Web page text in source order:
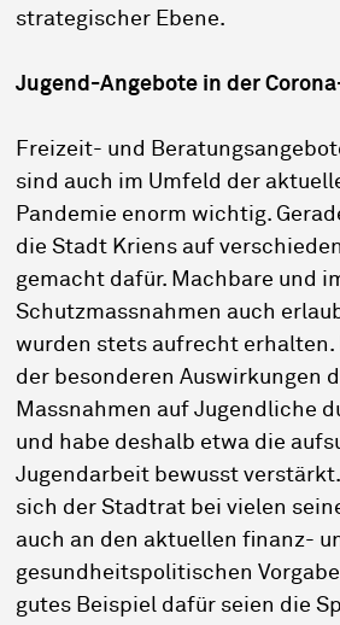
strategischer Ebene.
Jugend-Angebote in der
Freizeit- und
sind auch im Umfeld der
Pandemie enorm wichtig.
die Stadt Kriens auf
gemacht dafür. Machbare und
Schutzmassnahmen auch
wurden stets aufrecht erhalten.
der besonderen Auswirkungen
Massnahmen auf Jugendliche
und habe deshalb etwa die
Jugendarbeit bewusst
sich der Stadtrat bei vielen
auch an den aktuellen finanz-
gesundheitspolitischen
gutes Beispiel dafür seien die